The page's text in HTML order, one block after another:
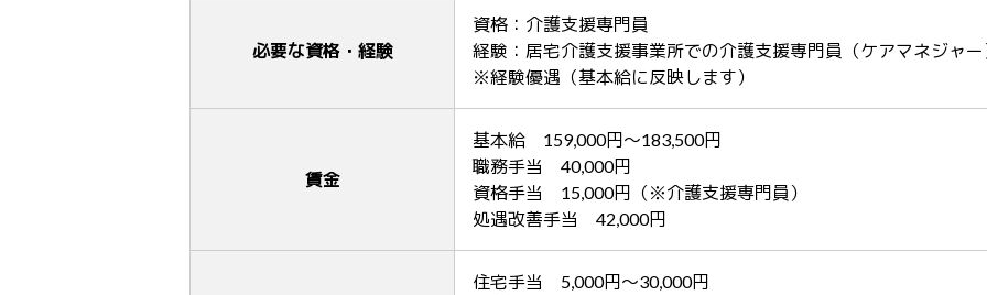
必要な資格・経験
資格：介護支援専門員
経験：居宅介護支援事業所での介護支援専門員（ケアマネジャー
※経験優遇（基本給に反映します）
賃金
基本給 159,000円～183,500円
職務手当 40,000円
資格手当 15,000円（※介護支援専門員）
処遇改善手当 42,000円
住宅手当 5,000円～30,000円